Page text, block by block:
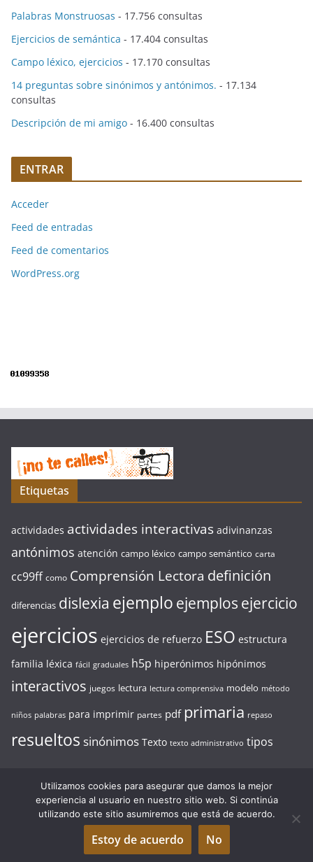
Palabras Monstruosas - 17.756 consultas
Ejercicios de semántica - 17.404 consultas
Campo léxico, ejercicios - 17.170 consultas
14 preguntas sobre sinónimos y antónimos. - 17.134
consultas
Descripción de mi amigo - 16.400 consultas
ENTRAR
Acceder
Feed de entradas
Feed de comentarios
WordPress.org
Etiquetas
actividades actividades interactivas adivinanzas
antónimos atención campo léxico campo semántico carta
cc99ff como Comprensión Lectora definición
diferencias dislexia ejemplo ejemplos ejercicio
ejercicios ejercicios de refuerzo ESO estructura
familia léxica fácil graduales h5p hiperónimos hipónimos
interactivos juegos lectura lectura comprensiva modelo método
niños palabras para imprimir partes pdf primaria repaso
resueltos sinónimos Texto texto administrativo tipos
Copyright © 2026MAGIALECTORA.COM. Todos los derechos
reservados.
ColorMagpor ThemeGrill. Funciona con
Utilizamos cookies para asegurar que damos la mejor
experiencia al usuario en nuestro sitio web. Si continúa
utilizando este sitio asumiremos que está de acuerdo.
Estoy de acuerdo No